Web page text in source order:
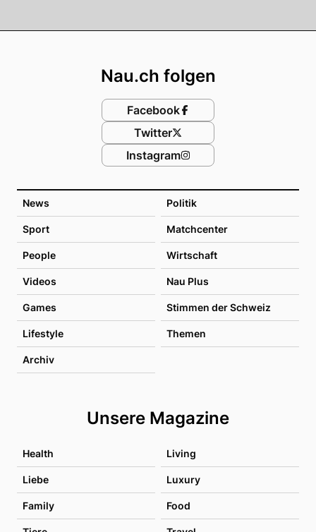
News Politik
Sport Matchcenter
People Wirtschaft
Videos Nau Plus
Games Stimmen der Schweiz
Lifestyle Themen
Archiv
Unsere Magazine
Health Living
Liebe Luxury
Family Food
Nau.ch folgen
Facebook
Twitter
Instagram